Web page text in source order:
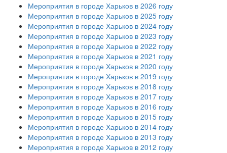
Мероприятия в городе Харьков в 2026 году
Мероприятия в городе Харьков в 2025 году
Мероприятия в городе Харьков в 2024 году
Мероприятия в городе Харьков в 2023 году
Мероприятия в городе Харьков в 2022 году
Мероприятия в городе Харьков в 2021 году
Мероприятия в городе Харьков в 2020 году
Мероприятия в городе Харьков в 2019 году
Мероприятия в городе Харьков в 2018 году
Мероприятия в городе Харьков в 2017 году
Мероприятия в городе Харьков в 2016 году
Мероприятия в городе Харьков в 2015 году
Мероприятия в городе Харьков в 2014 году
Мероприятия в городе Харьков в 2013 году
Мероприятия в городе Харьков в 2012 году